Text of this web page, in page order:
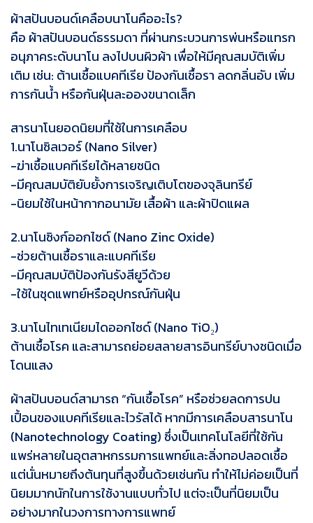
ผ้าสปันบอนด์เคลือบนาโนคืออะไร?
คือ ผ้าสปันบอนด์ธรรมดา ที่ผ่านกระบวนการพ่นหรือแทรก
อนุภาคระดับนาโน ลงไปบนผิวผ้า เพื่อให้มีคุณสมบัติเพิ่ม
เติม เช่น: ต้านเชื้อแบคทีเรีย ป้องกันเชื้อรา ลดกลิ่นอับ เพิ่ม
การกันน้ำ หรือกันฝุ่นละอองขนาดเล็ก
สารนาโนยอดนิยมที่ใช้ในการเคลือบ
1.นาโนซิลเวอร์ (Nano Silver)
-ฆ่าเชื้อแบคทีเรียได้หลายชนิด
-มีคุณสมบัติยับยั้งการเจริญเติบโตของจุลินทรีย์
-นิยมใช้ในหน้ากากอนามัย เสื้อผ้า และผ้าปิดแผล
2.นาโนซิงก์ออกไซด์ (Nano Zinc Oxide)
-ช่วยต้านเชื้อราและแบคทีเรีย
-มีคุณสมบัติป้องกันรังสียูวีด้วย
-ใช้ในชุดแพทย์หรืออุปกรณ์กันฝุ่น
3.นาโนไทเทเนียมไดออกไซด์ (Nano TiO₂)
ต้านเชื้อโรค และสามารถย่อยสลายสารอินทรีย์บางชนิดเมื่อ
โดนแสง
ผ้าสปันบอนด์สามารถ “กันเชื้อโรค” หรือช่วยลดการปน
เปื้อนของแบคทีเรียและไวรัสได้ หากมีการเคลือบสารนาโน
(Nanotechnology Coating) ซึ่งเป็นเทคโนโลยีที่ใช้กัน
แพร่หลายในอุตสาหกรรมการแพทย์และสิ่งทอปลอดเชื้อ
แต่นั่นหมายถึงต้นทุนที่สูงขึ้นด้วยเช่นกัน ทำให้ไม่ค่อยเป็นที่
นิยมมากนักในการใช้งานแบบทั่วไป แต่จะเป็นที่นิยมเป็น
อย่างมากในวงการทางการแพทย์